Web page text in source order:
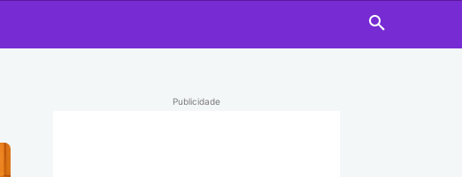
Publicidade